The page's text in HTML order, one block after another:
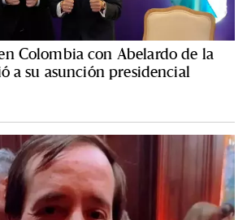
Colombia con Abelardo de la
a su asunción presidencial